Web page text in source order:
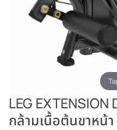
LEG EXTENSION
กล้ามเนื้อต้นขาหน้